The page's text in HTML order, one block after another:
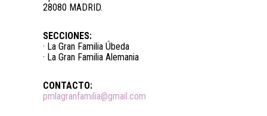
28080 MADRID.
SECCIONES:
· La Gran Familia Úbeda
· La Gran Familia Alemania
CONTACTO:
pmlagranfamilia@gmail.com